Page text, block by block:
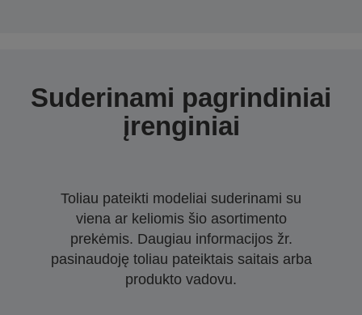
Suderinami pagrindiniai
įrenginiai
Toliau pateikti modeliai suderinami su
viena ar keliomis šio asortimento
prekėmis. Daugiau informacijos žr.
pasinaudoję toliau pateiktais saitais arba
produkto vadovu.